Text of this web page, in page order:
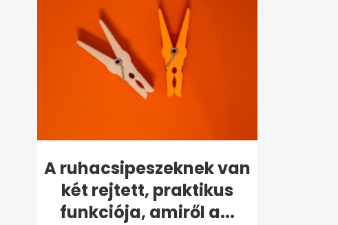
A ruhacsipeszeknek van
két rejtett, praktikus
funkciója, amiről a...